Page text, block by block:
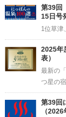
第39回
15日号
1位草津
2025年
表）
最新の
つ星の
第39回
（